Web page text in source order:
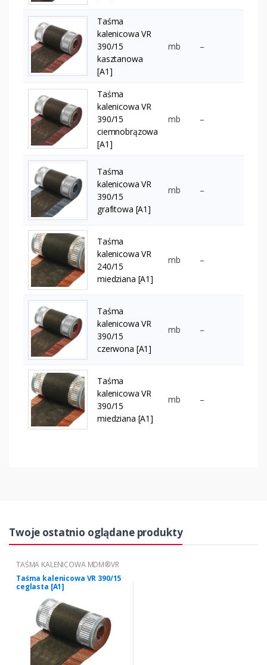
Taśma
kalenicowa VR
390/15
kasztanowa
[A1]
mb –
Taśma
kalenicowa VR
390/15
ciemnobrązowa
[A1]
mb –
Taśma
kalenicowa VR
390/15
grafitowa [A1]
mb –
Taśma
kalenicowa VR
240/15
miedziana [A1]
mb –
Taśma
kalenicowa VR
390/15
czerwona [A1]
mb –
Taśma
kalenicowa VR
390/15
miedziana [A1]
mb –
Twoje ostatnio oglądane produkty
TAŚMA KALENICOWA MDM®VR
Taśma kalenicowa VR 390/15
ceglasta [A1]